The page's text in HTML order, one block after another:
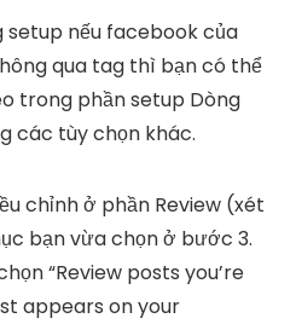
setup nếu facebook của
qua tag thì bạn có thể
trong phần setup Dòng
các tùy chọn khác.
chỉnh ở phần Review (xét
bạn vừa chọn ở bước 3.
“Review posts you’re
appears on your